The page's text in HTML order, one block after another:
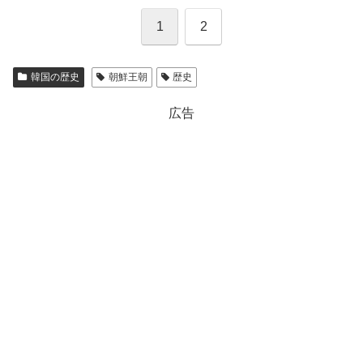
1 2
韓国の歴史 朝鮮王朝 歴史
広告